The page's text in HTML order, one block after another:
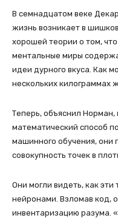
В семнадцатом веке
жизнь возникает в
хорошей теории о том,
ментальные миры
идеи дурного вкуса. Как
нескольких килограммах
Теперь, объяснил
математический способ
машинного обучения, они
совокупность точек в
Они могли видеть, как
нейронами. Взломав код,
инвентаризацию разума.